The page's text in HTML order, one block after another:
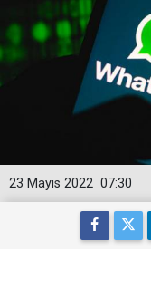
07:30
23 Mayıs 2022